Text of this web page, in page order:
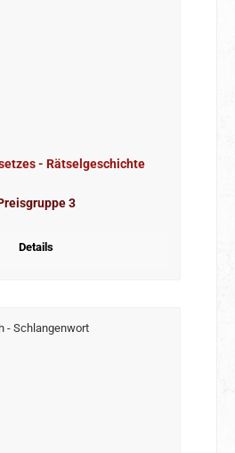
- Rätselgeschichte
3
Details